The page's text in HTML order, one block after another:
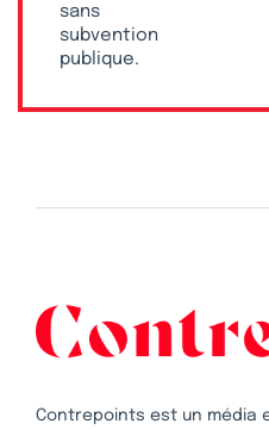
sans
subvention
publique.
Contrepoints est un média